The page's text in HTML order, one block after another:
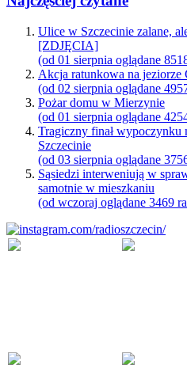
Ulice w Szczecinie zalane,
[ZDJĘCIA]
(od 01 sierpnia oglądane
Akcja ratunkowa na jeziorze
(od 02 sierpnia oglądane
Pożar domu w Mierzynie
(od 01 sierpnia oglądane
Tragiczny finał wypoczynku
Szczecinie
(od 03 sierpnia oglądane
Sąsiedzi interweniują w
samotnie w mieszkaniu
(od wczoraj oglądane 3469